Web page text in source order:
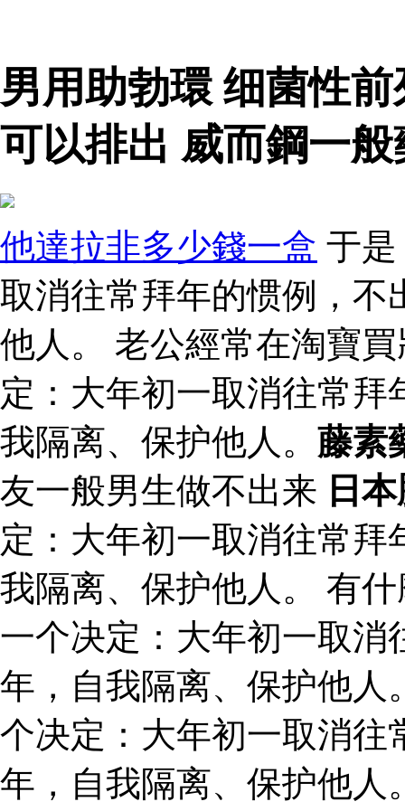
男用助勃環 细菌性
可以排出 威而鋼一般
他達拉非多少錢一盒 于
取消往常拜年的惯例，不
他人。 老公經常在淘寶
定：大年初一取消往常
我隔离、保护他人。 藤素
友一般男生做不出来 日
定：大年初一取消往常
我隔离、保护他人。 有
一个决定：大年初一取消
年，自我隔离、保护他人
个决定：大年初一取消往
年，自我隔离、保护他人